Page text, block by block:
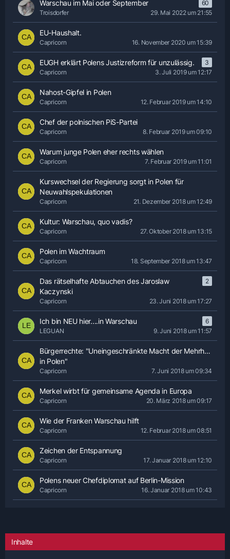
Warschau im Mai oder September
60
Troisdorfer
29. Mai 2022 um 21:55
EU-Haushalt.
Capricorn 16. November 2020 um 15:39
EUGH erklärt Polens Justizreform für unzulässig.
3
Capricorn
3. Juli 2019 um 12:17
Nahost-Gipfel in Polen
Capricorn 12. Februar 2019 um 14:10
Chef der polnischen PiS-Partei
Capricorn 8. Februar 2019 um 09:10
Warum junge Polen eher rechts wählen
Capricorn 7. Februar 2019 um 11:01
Kurswechsel der Regierung sorgt in Polen für
Neuwahlspekulationen
Capricorn 21. Dezember 2018 um 12:49
Kultur: Warschau, quo vadis?
Capricorn 27. Oktober 2018 um 13:15
Polen im Wachtraum
Capricorn 18. September 2018 um 13:47
Das rätselhafte Abtauchen des Jaroslaw
Kaczynski
2
Capricorn 23. Juni 2018 um 17:27
Ich bin NEU hier....in Warschau
6
LEGUAN
9. Juni 2018 um 11:57
Bürgerrechte: "Uneingeschränkte Macht der Mehrheit
in Polen"
Capricorn 7. Juni 2018 um 09:34
Merkel wirbt für gemeinsame Agenda in Europa
Capricorn 20. März 2018 um 09:17
Wie der Franken Warschau hilft
Capricorn 12. Februar 2018 um 08:51
Zeichen der Entspannung
Capricorn 17. Januar 2018 um 12:10
Polens neuer Chefdiplomat auf Berlin-Mission
Capricorn 16. Januar 2018 um 10:43
Inhalte